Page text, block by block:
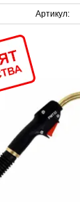
Артикул: